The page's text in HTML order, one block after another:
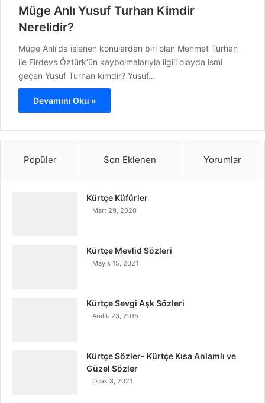
Müge Anlı Yusuf Turhan Kimdir
Nerelidir?
Müge Anlı‘da işlenen konulardan biri olan Mehmet Turhan
ile Firdevs Öztürk‘ün kaybolmalarıyla ilgili olayda ismi
geçen Yusuf Turhan kimdir? Yusuf…
Devamını Oku »
Popüler Son Eklenen Yorumlar
Kürtçe Küfürler
Mart 29, 2020
Kürtçe Mevlid Sözleri
Mayıs 15, 2021
Kürtçe Sevgi Aşk Sözleri
Aralık 23, 2015
Kürtçe Sözler- Kürtçe Kısa Anlamlı ve
Güzel Sözler
Ocak 3, 2021